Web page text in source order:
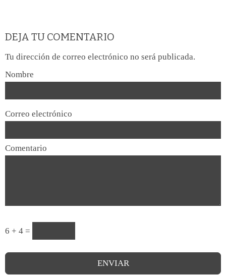
DEJA TU COMENTARIO
Tu dirección de correo electrónico no será publicada.
Nombre
Correo electrónico
Comentario
6 + 4 =